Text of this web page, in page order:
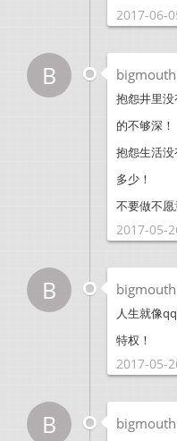
2017-06-
B bigmouth
抱怨井里
的不够深！
抱怨生活
多少！
不要做不愿
2017-05-
B bigmouth
人生就像
特权！
2017-05-
B bigmouth